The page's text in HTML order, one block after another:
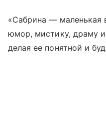
«Сабрина — маленькая
юмор, мистику, драму
делая ее понятной и